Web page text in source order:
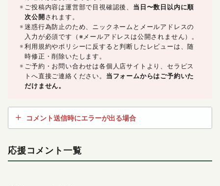
ご投稿内容は運営部で目視確認後、 当日〜数日以内に順
次公開 されます。
迷惑行為防止のため、ニックネームとメールアドレスの
入力が必須です（※メールアドレスは公開されません）。
利用規約やポリシーに反すると判断したレビューは、随
時修正・削除いたします。
ご予約・お問い合わせは各個人店サイトより、セラピス
トへ直接ご連絡ください。 当フォームからはご予約いた
だけません。
コメント送信時にエラーが出る場合
応援コメント一覧